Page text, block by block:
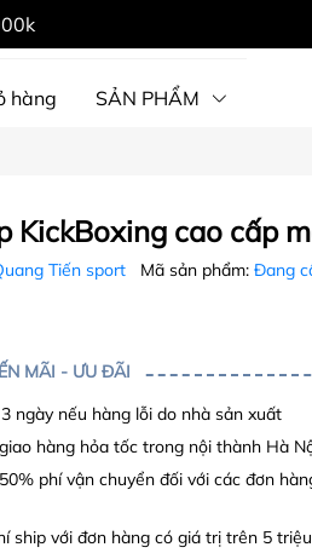
hàng SẢN PHẨM
KickBoxing cao cấp
Tiến sport Mã sản phẩm: Đang
MÃI - ƯU ĐÃI
ngày nếu hàng lỗi do nhà sản xuất
hàng hỏa tốc trong nội thành Hà
phí vận chuyển đối với các đơn
ship với đơn hàng có giá trị trên 5 triệu